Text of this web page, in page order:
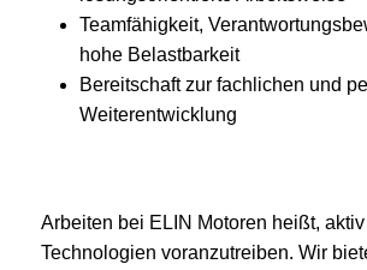
Teamfähigkeit,
hohe Belastbarkeit
Bereitschaft zur fachlichen und
Weiterentwicklung
Arbeiten bei ELIN Motoren heißt,
Technologien voranzutreiben. Wir